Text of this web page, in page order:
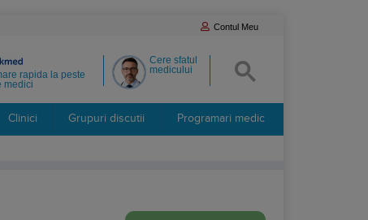
Contul Meu
Cere sfatul
medicului
rapida la peste
medici
Clinici Grupuri discutii Programari medic